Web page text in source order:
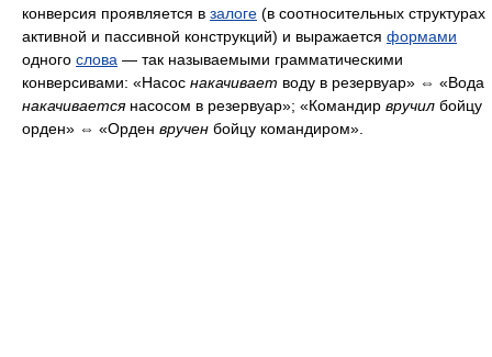
конверсия проявляется в залоге (в соотносительных структурах
активной и пассивной конструкций) и выражается формами
одного слова — так называемыми грамматическими
конверсивами: «Насос накачивает воду в резервуар» ⇔ «Вода
накачиваетсянасосом в резервуар»; «Командир вручил бойцу
орден» ⇔ «Орден вручен бойцу командиром».